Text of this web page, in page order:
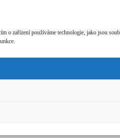
o zařízení používáme technologie, jako jsou